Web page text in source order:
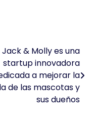
Jack & Molly es una
startup innovadora
a mejorar la
de las mascotas y
sus dueños